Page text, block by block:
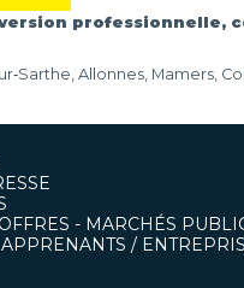
professionnelle,
Allonnes,
- MARCHÉS
/